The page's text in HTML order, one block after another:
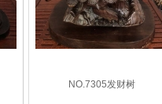
NO.7305发财树